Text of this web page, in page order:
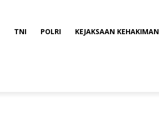
TNI POLRI KEJAKSAAN KEHAKIMAN